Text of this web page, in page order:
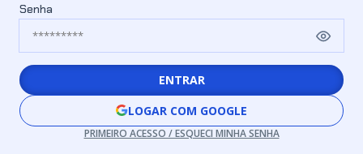
Senha
ENTRAR
LOGAR COM GOOGLE
PRIMEIRO ACESSO / ESQUECI MINHA SENHA